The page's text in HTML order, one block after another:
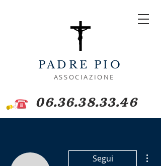
PADRE PIO
ASSOCIAZIONE
06.36.38.33.46
Segui